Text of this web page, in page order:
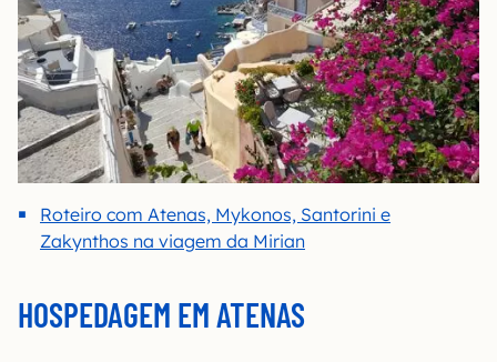
Roteiro com Atenas, Mykonos, Santorini e
Zakynthos na viagem da Mirian
HOSPEDAGEM EM ATENAS